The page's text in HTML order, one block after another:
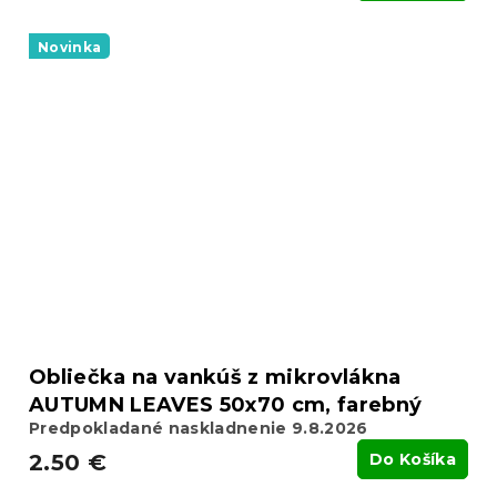
Novinka
Obliečka na vankúš z mikrovlákna
AUTUMN LEAVES 50x70 cm, farebný
Predpokladané naskladnenie 9.8.2026
2.50 € Do Košíka